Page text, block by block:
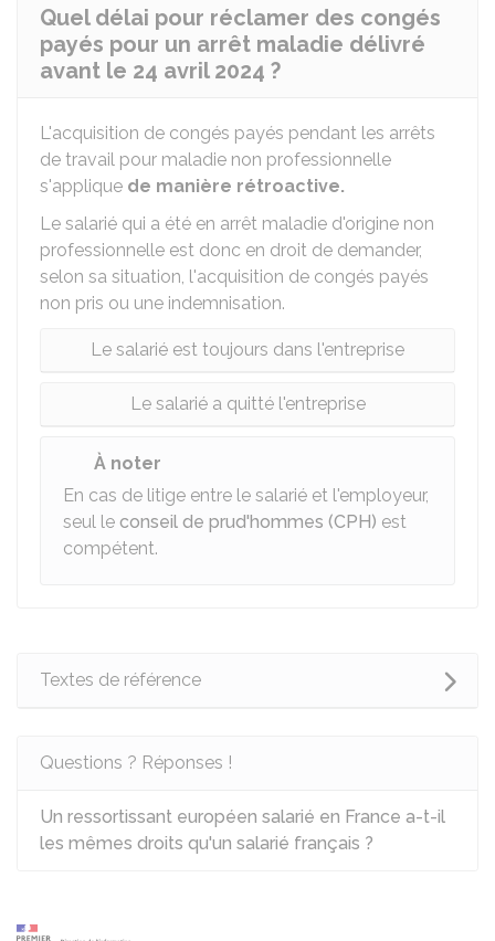
Quel délai pour réclamer des congés
payés pour un arrêt maladie délivré
avant le 24 avril 2024 ?
L'acquisition de congés payés pendant les arrêts
de travail pour maladie non professionnelle
s'applique de manière rétroactive.
Le salarié qui a été en arrêt maladie d'origine non
professionnelle est donc en droit de demander,
selon sa situation, l'acquisition de congés payés
non pris ou une indemnisation.
Le salarié est toujours dans l'entreprise
Le salarié a quitté l'entreprise
À noter
En cas de litige entre le salarié et l'employeur,
seul le conseil de prud'hommes (CPH) est
compétent.
Textes de référence
Questions ? Réponses !
Un ressortissant européen salarié en France a-t-il
les mêmes droits qu'un salarié français ?